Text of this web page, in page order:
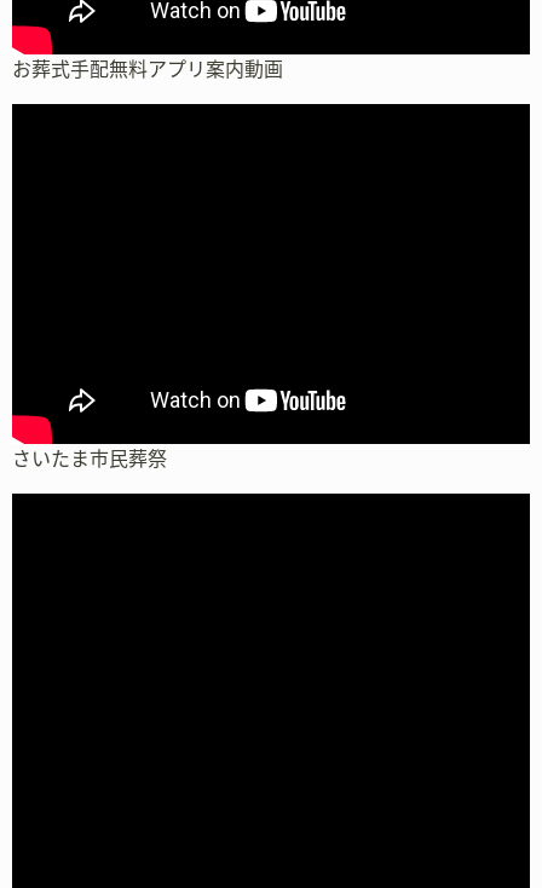
お葬式手配無料アプリ案内動画
さいたま市民葬祭